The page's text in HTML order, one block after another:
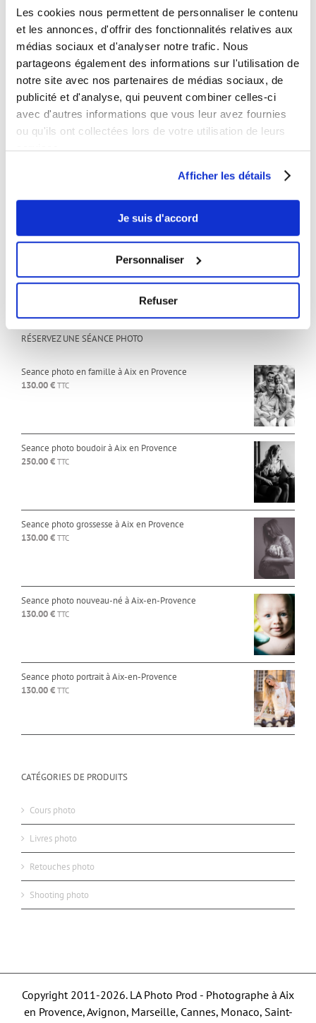
Les cookies nous permettent de personnaliser le contenu
et les annonces, d'offrir des fonctionnalités relatives aux
médias sociaux et d'analyser notre trafic. Nous
partageons également des informations sur l'utilisation de
notre site avec nos partenaires de médias sociaux, de
publicité et d'analyse, qui peuvent combiner celles-ci
avec d'autres informations que vous leur avez fournies
ou qu'ils ont collectées lors de votre utilisation de leurs
services.
Afficher les détails
Je suis d'accord
Personnaliser
Refuser
Horaires et disponibilités téléphoniques:
du lundi au samedi
de 9h à 19h
Disponibilités horaires en prestation:
24/24 7j/7j
Studio:
Sur rendez-vous uniquement
ARTICLES RÉCENTS
25 février 2025
13 février 2025
16 avril 2021
RÉSERVEZ UNE SÉANCE PHOTO
Seance photo en famille à Aix en Provence
130.00€ TTC
Seance photo boudoir à Aix en Provence
250.00€ TTC
Seance photo grossesse à Aix en Provence
130.00€ TTC
Seance photo nouveau-né à Aix-en-Provence
130.00€ TTC
Seance photo portrait à Aix-en-Provence
130.00€ TTC
CATÉGORIES DE PRODUITS
Cours photo
Livres photo
Retouches photo
Shooting photo
Copyright 2011-2026. LA Photo Prod - Photographe à Aix
en Provence, Avignon, Marseille, Cannes, Monaco, Saint-